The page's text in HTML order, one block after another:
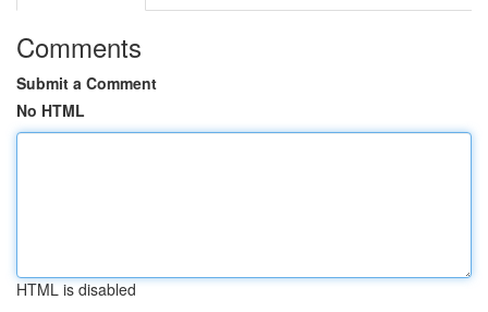
Comments
Submit a Comment
No HTML
HTML is disabled